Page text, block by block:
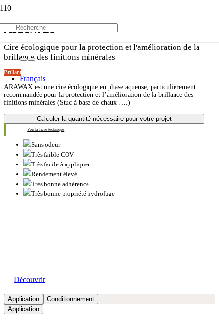
Français
ARAWAX
Cire écologique pour la protection et l'amélioration de la
brillance des finitions minérales
Brillant
ARAWAX est une cire écologique en phase aqueuse, particulièrement
recommandée pour la protection et l’amélioration de la brillance des
finitions minérales (Stuc à base de chaux ….).
Calculer la quantité nécessaire pour votre projet
Voir la fiche technique
Sans odeur
Très faible COV
Très facile à appliquer
Rendement élevé
Très bonne adhérence
Très bonne propriété hydrofuge
Découvrir
Application
Conditionnement
Application